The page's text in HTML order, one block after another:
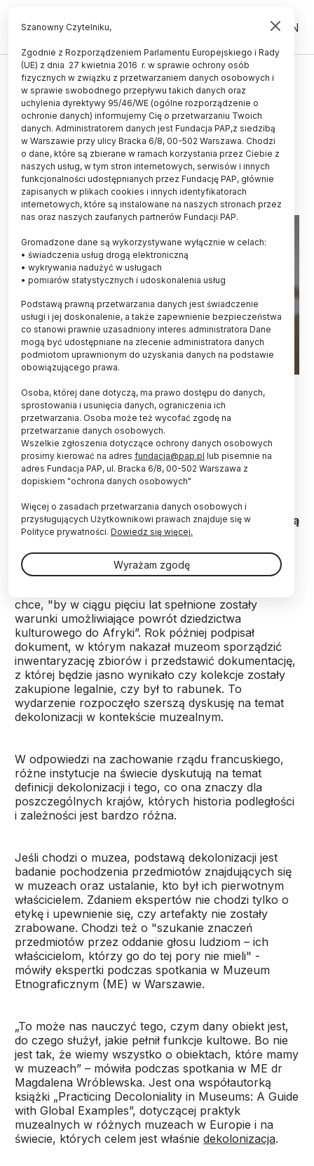
PL EN
HISTORIA I KULTURA
Historycy sztuki: zwrot
przedmiotów muzealnych to tylko
jedna z form dekolonizacji
12.05.2022
aktualizacja: 12.05.2022
5 minut czytania
Read the English version of this article
Museum w Londynie, 21 września 2020. EPA/FACUNDO
ARRIZABALAGA Dostawca: PAP/EPA.
W wielu muzeach Zachodu trwa proces
dekolonizacji, w ramach którego eksperci badają
pochodzenie eksponatów i ustalają ich legalność.
Zwrot obiektów właścicielom jest najbardziej
formy dekolonizacji – np. zaproszenie lokalnej
społeczności do współtworzenia wystawy – mówią
eksperci.
W sierpniu 2017 r., podczas wizyty w Burkina Faso
chce, "by w ciągu pięciu lat spełnione zostały
warunki umożliwiające powrót dziedzictwa
kulturowego do Afryki”. Rok później podpisał
dokument, w którym nakazał muzeom sporządzić
inwentaryzację zbiorów i przedstawić dokumentację,
z której będzie jasno wynikało czy kolekcje zostały
zakupione legalnie, czy był to rabunek. To
wydarzenie rozpoczęło szerszą dyskusję na temat
dekolonizacji w kontekście muzealnym.
W odpowiedzi na zachowanie rządu francuskiego,
różne instytucje na świecie dyskutują na temat
definicji dekolonizacji i tego, co ona znaczy dla
poszczególnych krajów, których historia podległości
i zależności jest bardzo różna.
Jeśli chodzi o muzea, podstawą dekolonizacji jest
badanie pochodzenia przedmiotów znajdujących się
w muzeach oraz ustalanie, kto był ich pierwotnym
właścicielem. Zdaniem ekspertów nie chodzi tylko o
etykę i upewnienie się, czy artefakty nie zostały
zrabowane. Chodzi też o "szukanie znaczeń
przedmiotów przez oddanie głosu ludziom – ich
właścicielom, którzy go do tej pory nie mieli" -
mówiły ekspertki podczas spotkania w Muzeum
Etnograficznym (ME) w Warszawie.
„To może nas nauczyć tego, czym dany obiekt jest,
do czego służył, jakie pełnił funkcje kultowe. Bo nie
jest tak, że wiemy wszystko o obiektach, które mamy
w muzeach” – mówiła podczas spotkania w ME dr
Magdalena Wróblewska. Jest ona współautorką
książki „Practicing Decoloniality in Museums: A Guide
with Global Examples”, dotyczącej praktyk
muzealnych w różnych muzeach w Europie i na
świecie, których celem jest właśnie dekolonizacja.
Szanowny Czytelniku,
Zgodnie z Rozporządzeniem Parlamentu Europejskiego i Rady
(UE) z dnia 27 kwietnia 2016 r. w sprawie ochrony osób
fizycznych w związku z przetwarzaniem danych osobowych i
w sprawie swobodnego przepływu takich danych oraz
uchylenia dyrektywy 95/46/WE (ogólne rozporządzenie o
ochronie danych) informujemy Cię o przetwarzaniu Twoich
danych. Administratorem danych jest Fundacja PAP,z siedzibą
w Warszawie przy ulicy Bracka 6/8, 00-502 Warszawa. Chodzi
o dane, które są zbierane w ramach korzystania przez Ciebie z
naszych usług, w tym stron internetowych, serwisów i innych
funkcjonalności udostępnianych przez Fundację PAP, głównie
zapisanych w plikach cookies i innych identyfikatorach
internetowych, które są instalowane na naszych stronach przez
nas oraz naszych zaufanych partnerów Fundacji PAP.
Gromadzone dane są wykorzystywane wyłącznie w celach:
• świadczenia usług drogą elektroniczną
• wykrywania nadużyć w usługach
• pomiarów statystycznych i udoskonalenia usług
Podstawą prawną przetwarzania danych jest świadczenie
usługi i jej doskonalenie, a także zapewnienie bezpieczeństwa
co stanowi prawnie uzasadniony interes administratora Dane
mogą być udostępniane na zlecenie administratora danych
podmiotom uprawnionym do uzyskania danych na podstawie
obowiązującego prawa.
Osoba, której dane dotyczą, ma prawo dostępu do danych,
sprostowania i usunięcia danych, ograniczenia ich
przetwarzania. Osoba może też wycofać zgodę na
przetwarzanie danych osobowych.
Wszelkie zgłoszenia dotyczące ochrony danych osobowych
prosimy kierować na adres fundacja@pap.pl lub pisemnie na
adres Fundacja PAP, ul. Bracka 6/8, 00-502 Warszawa z
dopiskiem "ochrona danych osobowych"
Więcej o zasadach przetwarzania danych osobowych i
przysługujących Użytkownikowi prawach znajduje się w
Polityce prywatności. Dowiedz się więcej.
Wyrażam zgodę